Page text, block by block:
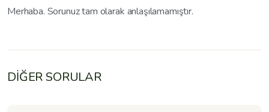
Merhaba. Sorunuz tam olarak anlaşılamamıştır.
DİĞER SORULAR